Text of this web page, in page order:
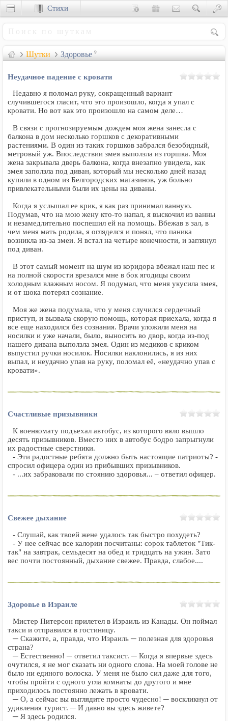
Шутки Здоровье 9
Неудачное падение с кровати
Недавно я поломал руку, сокращенный вариант
случившегося гласит, что это произошло, когда я упал с
кровати. Но вот как это произошло на самом деле…
В связи с прогнозируемым дождем моя жена занесла с
балкона в дом несколько горшков с декоративными
растениями. В один из таких горшков забрался безобидный,
метровый уж. Впоследствии змея выползла из горшка. Моя
жена закрывала дверь балкона, когда внезапно увидела, как
змея заползла под диван, который мы несколько дней назад
купили в одном из Белгородских магазинов, уж больно
привлекательными были их цены на диваны.
Когда я услышал ее крик, я как раз принимал ванную.
Подумав, что на мою жену кто-то напал, я выскочил из ванны
и незамедлительно поспешил ей на помощь. Вбежав в зал, в
чем меня мать родила, я огляделся и понял, что паника
возникла из-за змеи. Я встал на четыре конечности, и заглянул
под диван.
В этот самый момент на шум из коридора вбежал наш пес и
на полной скорости врезался мне в бок ягодицы своим
холодным влажным носом. Я подумал, что меня укусила змея,
и от шока потерял сознание.
Моя же жена подумала, что у меня случился сердечный
приступ, и вызвала скорую помощь, которая приехала, когда я
все еще находился без сознания. Врачи уложили меня на
носилки и уже начали, было, выносить во двор, когда из-под
нашего дивана выползла змея. Один из медиков с криком
выпустил ручки носилок. Носилки наклонились, я из них
выпал, и неудачно упав на руку, поломал её, «неудачно упав с
кровати».
Счастливые призывники
К военкомату подъехал автобус, из которого вяло вышло
десять призывников. Вместо них в автобус бодро запрыгнули
их радостные сверстники.
- Эти радостные ребята должно быть настоящие патриоты? -
спросил офицера один из прибывших призывников.
- ...их забраковали по стоянию здоровья... – ответил офицер.
Свежее дыхание
- Слушай, как твоей жене удалось так быстро похудеть?
- У нее сейчас все калории посчитаны: сорок таблеток "Тик-
так" на завтрак, семьдесят на обед и тридцать на ужин. Зато
вес почти постоянный, дыхание свежее. Правда, слабое....
Здоровье в Израиле
Мистер Питерсон прилетел в Израиль из Канады. Он поймал
такси и отправился в гостиницу.
─ Скажите, а, правда, что Израиль ─ полезная для здоровья
страна?
─ Естественно! ─ ответил таксист. ─ Когда я впервые здесь
очутился, я не мог сказать ни одного слова. На моей голове не
было ни единого волоска. У меня не было сил даже для того,
чтобы пройти с одного угла комнаты до другого и мне
приходилось постоянно лежать в кровати.
─ О, а сейчас вы выглядите просто чудесно! ─ воскликнул от
удивления турист. ─ И давно вы здесь живете?
─ Я здесь родился.
Стихи